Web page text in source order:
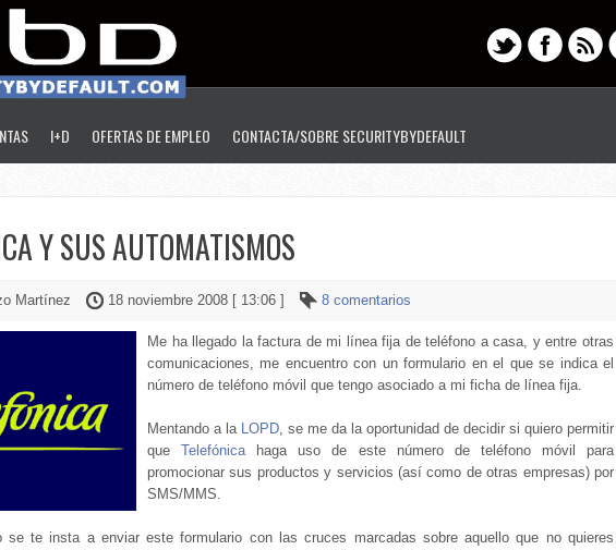
I+D OFERTAS DE EMPLEO CONTACTA/SOBRE SECURITYBYDEFAULT
Y SUS AUTOMATISMOS
Martínez 18 noviembre 2008 [ 13:06 ] 8 comentarios
Me ha llegado la factura de mi línea fija de teléfono a casa, y entre otras
comunicaciones, me encuentro con un formulario en el que se indica el
número de teléfono móvil que tengo asociado a mi ficha de línea fija.
Mentando a la LOPD, se me da la oportunidad de decidir si quiero permitir
queTelefónicahaga uso de este número de teléfono móvil para
promocionar sus productos y servicios (así como de otras empresas) por
SMS/MMS.
se te insta a enviar este formulario con las cruces marcadas sobre aquello que no quieres